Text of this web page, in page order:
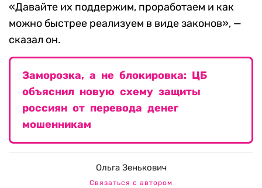
«Давайте их поддержим, проработаем и как
можно быстрее реализуем в виде законов», —
сказал он.
Заморозка, а не блокировка: ЦБ
объяснил новую схему защиты
россиян от перевода денег
мошенникам
Ольга Зенькович
Связаться с автором